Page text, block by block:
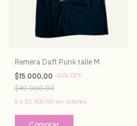
Remera Daft Punk talle M
$15.000,00 -63% OFF
$40.000,00
6 x $2.500,00 sin interés